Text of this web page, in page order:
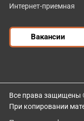
Интернет-приемная
Вакансии
Все права защищены
При копировании